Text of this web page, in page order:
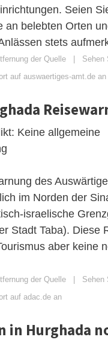
Seien
an belebten Orten
stets
der Quelle | Sehen
auf auswaertiges-amt.de an
Keine allgemeine
des
im Norden der
israelische
Stadt Taba). Diese
aber keine
der Quelle | Sehen
auf adac.de an
in Hurghada